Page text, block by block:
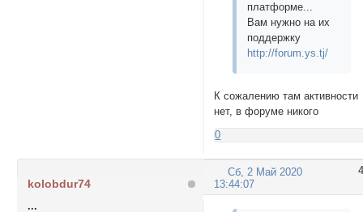
платформе...
Вам нужно на их
поддержку
http://forum.ys.tj/
К сожалению там активности
нет, в форуме никого
0
4
Сб, 2 Май 2020
13:44:07
kolobdur74
...